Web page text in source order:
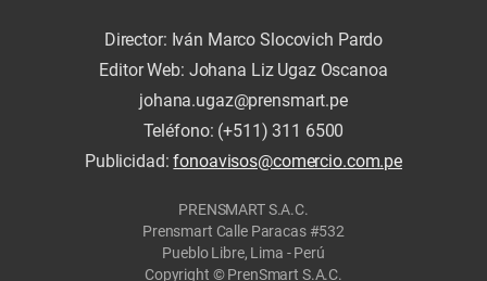
Director: Iván Marco Slocovich Pardo
Editor Web: Johana Liz Ugaz Oscanoa
johana.ugaz@prensmart.pe
Teléfono: (+511) 311 6500
Publicidad:fonoavisos@comercio.com.pe
PRENSMART S.A.C.
Prensmart Calle Paracas #532
Pueblo Libre, Lima - Perú
Copyright © PrenSmart S.A.C.